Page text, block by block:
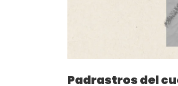
Padrastros del